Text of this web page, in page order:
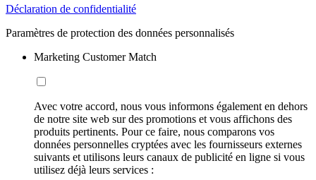
Déclaration de confidentialité
Paramètres de protection des données personnalisés
Marketing Customer Match
Avec votre accord, nous vous informons également en dehors
de notre site web sur des promotions et vous affichons des
produits pertinents. Pour ce faire, nous comparons vos
données personnelles cryptées avec les fournisseurs externes
suivants et utilisons leurs canaux de publicité en ligne si vous
utilisez déjà leurs services :